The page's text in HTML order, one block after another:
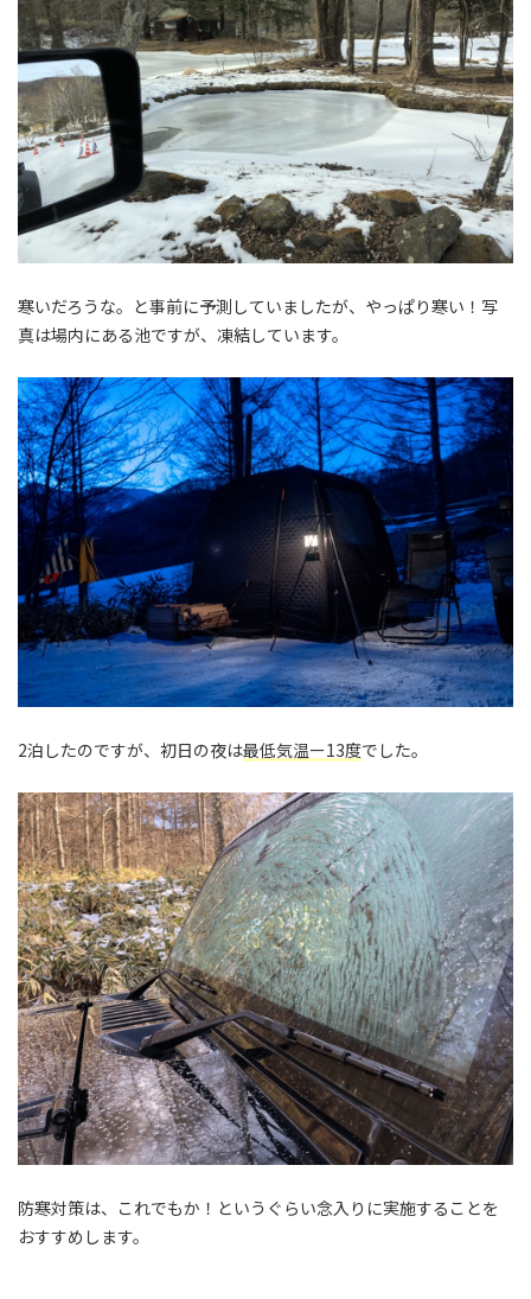
寒いだろうな。と事前に予測していましたが、やっぱり寒い！写
真は場内にある池ですが、凍結しています。
2泊したのですが、初日の夜は最低気温ー13度でした。
防寒対策は、これでもか！というぐらい念入りに実施することを
おすすめします。